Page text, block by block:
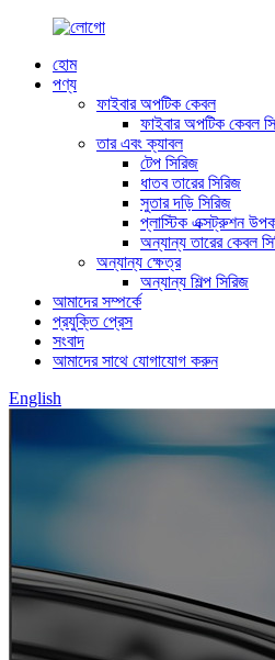
হোম
পণ্য
ফাইবার অপটিক কেবল
ফাইবার অপটিক কেবল
তার এবং ক্যাবল
টেপ সিরিজ
ধাতব তারের সিরিজ
সুতার দড়ি সিরিজ
প্লাস্টিক এক্সট্রুশন
অন্যান্য তারের কেবল
অন্যান্য ক্ষেত্র
অন্যান্য শিল্প সিরিজ
আমাদের সম্পর্কে
প্রযুক্তি প্রেস
সংবাদ
আমাদের সাথে যোগাযোগ করুন
English